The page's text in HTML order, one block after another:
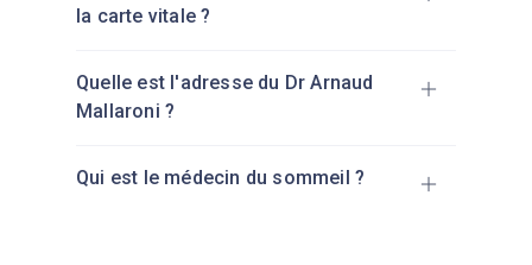
la carte vitale ?
Oui, la carte Vitale est acceptée.
Quelle est l'adresse du Dr Arnaud
Mallaroni ?
Cabinet médical des docteurs Chiarelli,
Qui est le médecin du sommeil ?